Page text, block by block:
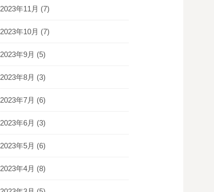
2023年11月 (7)
2023年10月 (7)
2023年9月 (5)
2023年8月 (3)
2023年7月 (6)
2023年6月 (3)
2023年5月 (6)
2023年4月 (8)